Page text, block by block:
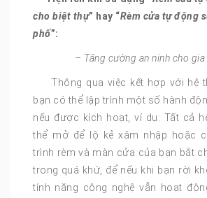
cho biệt thự” hay “Rèm cửa tự động
phố”:
– Tăng cường an ninh cho gia
Thông qua việc kết hợp với hệ
bạn có thể lập trình một số hành
nếu được kích hoạt, ví dụ: Tất cả
thể mở để lộ kẻ xâm nhập hoặc
trình rèm và màn cửa của bạn bắt
trong quá khứ, để nếu khi bạn rời
tính năng công nghệ vẫn hoạt